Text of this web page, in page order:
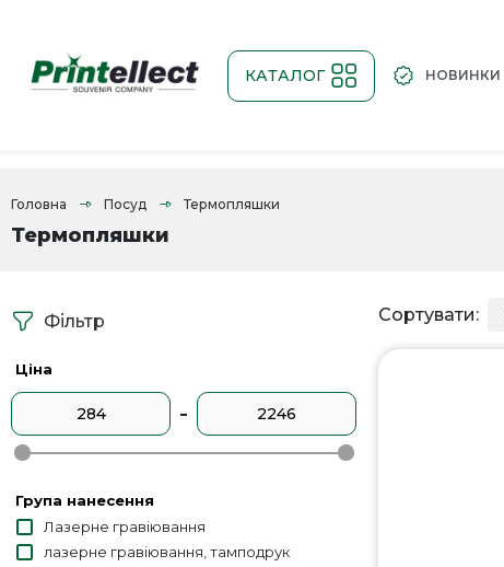
КАТАЛОГ НОВИНКИ
Головна Посуд Термопляшки
Термопляшки
Фільтр
Ціна
-
Група нанесення
Лазерне гравіювання
лазерне гравіювання, тамподрук
Сортувати: